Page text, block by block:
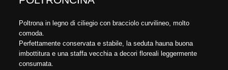
Poltrona in legno di ciliegio con bracciolo curvilineo, molto
comoda.
Perfettamente conservata e stabile, la seduta hauna buona
imbottitura e una staffa vecchia a decori floreali leggermente
consumata.